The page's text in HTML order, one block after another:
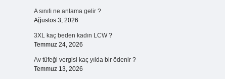
A sınıfı ne anlama gelir ?
Ağustos 3, 2026
3XL kaç beden kadın LCW ?
Temmuz 24, 2026
Av tüfeği vergisi kaç yılda bir ödenir ?
Temmuz 13, 2026